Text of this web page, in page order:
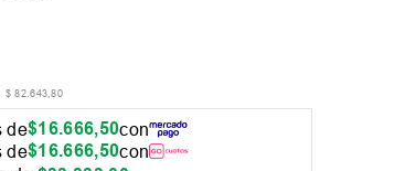
$ 82.643,80
de$16.666,50con
de$16.666,50con